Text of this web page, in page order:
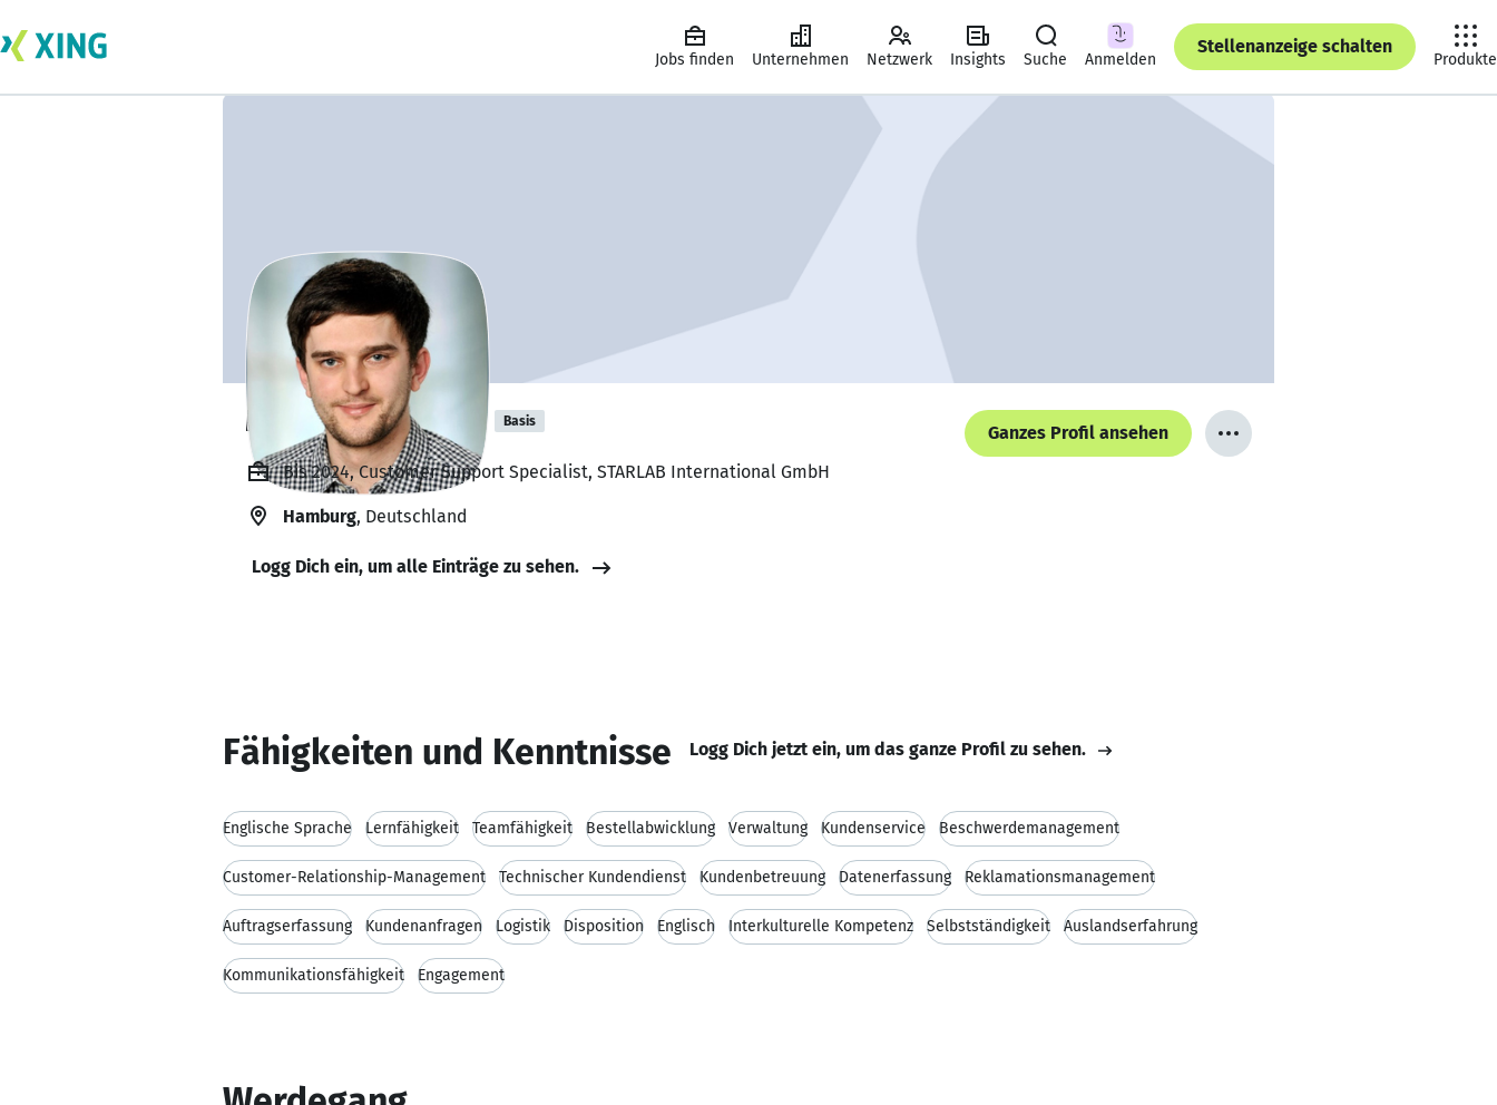
Jobs finden Unternehmen Netzwerk Insights Suche Anmelden
Stellenanzeige schalten
Produkte
Mathew Williams Basis
Ganzes Profil ansehen
Bis 2024, Customer Support Specialist, STARLAB International GmbH
Hamburg, Deutschland
Logg Dich ein, um alle Einträge zu sehen.
Fähigkeiten und Kenntnisse Logg Dich jetzt ein, um das ganze Profil zu sehen.
Englische Sprache Lernfähigkeit Teamfähigkeit Bestellabwicklung Verwaltung Kundenservice Beschwerdemanagement
Customer-Relationship-Management Technischer Kundendienst Kundenbetreuung Datenerfassung Reklamationsmanagement
Auftragserfassung Kundenanfragen Logistik Disposition Englisch Interkulturelle Kompetenz Selbstständigkeit Auslandserfahrung
Kommunikationsfähigkeit Engagement